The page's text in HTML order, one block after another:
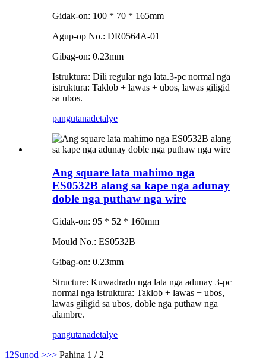
Gidak-on: 100 * 70 * 165mm
Agup-op No.: DR0564A-01
Gibag-on: 0.23mm
Istruktura: Dili regular nga lata.3-pc normal nga
istruktura: Taklob + lawas + ubos, lawas giligid
sa ubos.
pangutanadetalye
Ang square lata mahimo nga
ES0532B alang sa kape nga adunay
doble nga puthaw nga wire
Gidak-on: 95 * 52 * 160mm
Mould No.: ES0532B
Gibag-on: 0.23mm
Structure: Kuwadrado nga lata nga adunay 3-pc
normal nga istruktura: Taklob + lawas + ubos,
lawas giligid sa ubos, doble nga puthaw nga
alambre.
pangutanadetalye
1 2Sunod >>> Pahina 1 / 2